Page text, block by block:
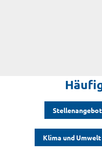
Klima und Umwelt